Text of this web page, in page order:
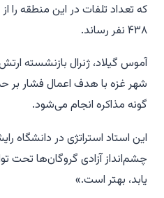
که تعداد تلفات در این منطقه را
۴۳۸ نفر رساند.
آموس گیلاد، ژنرال بازنشسته
شهر غزه با هدف اعمال فشار بر
گونه مذاکره انجام می‌شود.
این استاد استراتژی در دانشگاه
چشم‌انداز آزادی گروگان‌ها تحت
یابد، بهتر است.»